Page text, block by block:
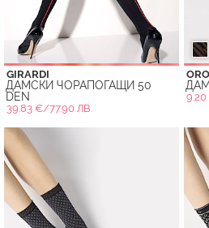
GIRARDI
ДАМСКИ ЧОРАПОГАЩИ 50
DEN
39.83 €/77.90 ЛВ.